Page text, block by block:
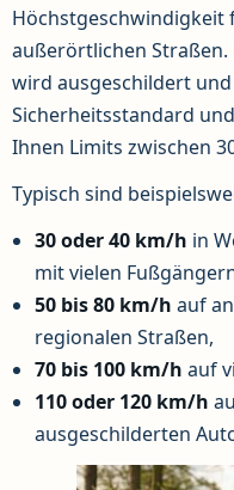
Höchstgeschwindigkeit
außerörtlichen Straßen.
wird ausgeschildert
Sicherheitsstandard
Ihnen Limits zwischen
Typisch sind
30 oder 40 km/h in
mit vielen
50 bis 80 km/h auf
regionalen Straßen,
70 bis 100 km/h auf
110 oder 120 km/h
ausgeschilderten